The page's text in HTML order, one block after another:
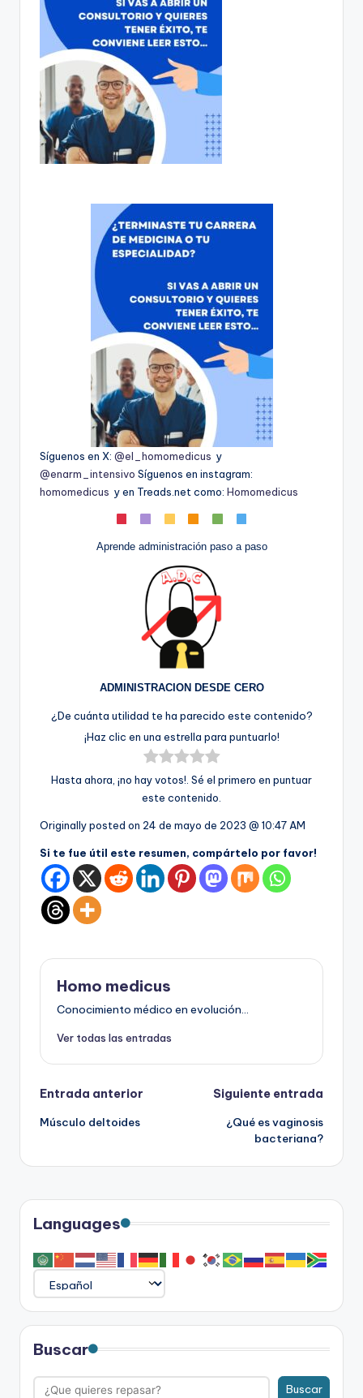
Síguenos en X: @el_homomedicus y
@enarm_intensivo Síguenos en instagram:
homomedicus y en Treads.net como: Homomedicus
Aprende administración paso a paso
ADMINISTRACION DESDE CERO
¿De cuánta utilidad te ha parecido este contenido?
¡Haz clic en una estrella para puntuarlo!
Hasta ahora, ¡no hay votos!. Sé el primero en puntuar
este contenido.
Originally posted on 24 de mayo de 2023 @ 10:47 AM
Si te fue útil este resumen, compártelo por favor!
Homo medicus
Conocimiento médico en evolución...
Ver todas las entradas
Navegación
de
entradas
Entrada anterior
Músculo deltoides
Siguiente entrada
¿Qué es vaginosis
bacteriana?
Languages
Buscar
Buscar